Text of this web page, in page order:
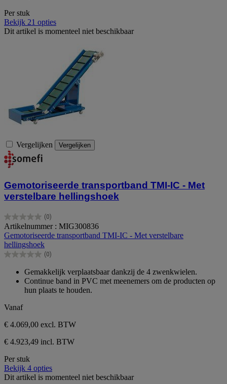
Per stuk
Bekijk 21 opties
Dit artikel is momenteel niet beschikbaar
Vergelijken Vergelijken
Gemotoriseerde transportband TMI-IC - Met
verstelbare hellingshoek
(0)
0.0
van
de
5
sterren.
Artikelnummer : MIG300836
Gemotoriseerde transportband TMI-IC - Met verstelbare
hellingshoek
(0)
0.0
sterren.
Gemakkelijk verplaatsbaar dankzij de 4 zwenkwielen.
Continue band in PVC met meenemers om de producten op
hun plaats te houden.
Vanaf
€ 4.069,00 excl. BTW
€ 4.923,49 incl. BTW
Per stuk
Bekijk 4 opties
Dit artikel is momenteel niet beschikbaar